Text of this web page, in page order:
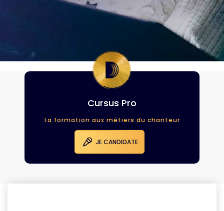
Cursus Pro
La formation aux métiers du chanteur
JE CANDIDATE